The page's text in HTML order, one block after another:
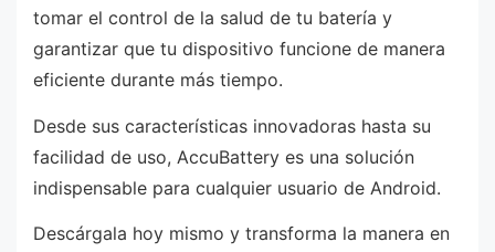
tomar el control de la salud de tu batería y
garantizar que tu dispositivo funcione de manera
eficiente durante más tiempo.
Desde sus características innovadoras hasta su
facilidad de uso, AccuBattery es una solución
indispensable para cualquier usuario de Android.
Descárgala hoy mismo y transforma la manera en